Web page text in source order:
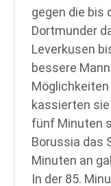
gegen die bis
Dortmunder
Leverkusen
bessere
Möglichkeiten
kassierten
fünf Minuten
Borussia das
Minuten an
In der 85.